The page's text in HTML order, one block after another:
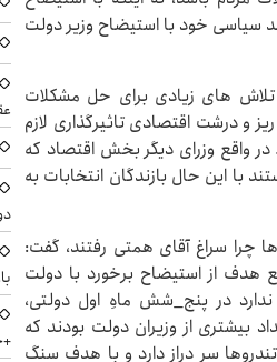
سیاسی خود با استیضاح وزیر دولت
های زیادی برای حل مشکلات
و درشت اقتصادی تاثیرگذاری لازم
در واقع وزرای دیگر بخش اقتصاد که
با این حال بازندگان انتخابات به
چرا سراغ آقای همتی رفتند، گفت:
هدف از استیضاح برخورد با دولت
در پنج_شش ماهِ اول دولتی،
بیشتری از وزیران دولت بودند که
سر دراز دارد و با هدف سنگ